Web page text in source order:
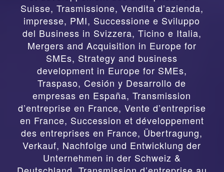
Suisse, Trasmissione, Vendita d’azienda,
impresse, PMI, Successione e Sviluppo
del Business in Svizzera, Ticino e Italia,
Mergers and Acquisition in Europe for
SMEs, Strategy and business
development in Europe for SMEs,
Traspaso, Cesión y Desarrollo de
empresas en España,Transmission
d’entreprise en France, Vente d’entreprise
en France, Succession et développement
des entreprises en France, Übertragung,
Verkauf, Nachfolge und Entwicklung der
Unternehmen in der Schweiz &